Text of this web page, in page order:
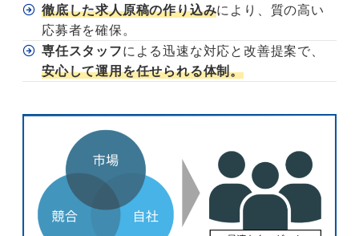
徹底した求人原稿の作り込みにより、質の高い
応募者を確保。
専任スタッフによる迅速な対応と改善提案で、
安心して運用を任せられる体制。